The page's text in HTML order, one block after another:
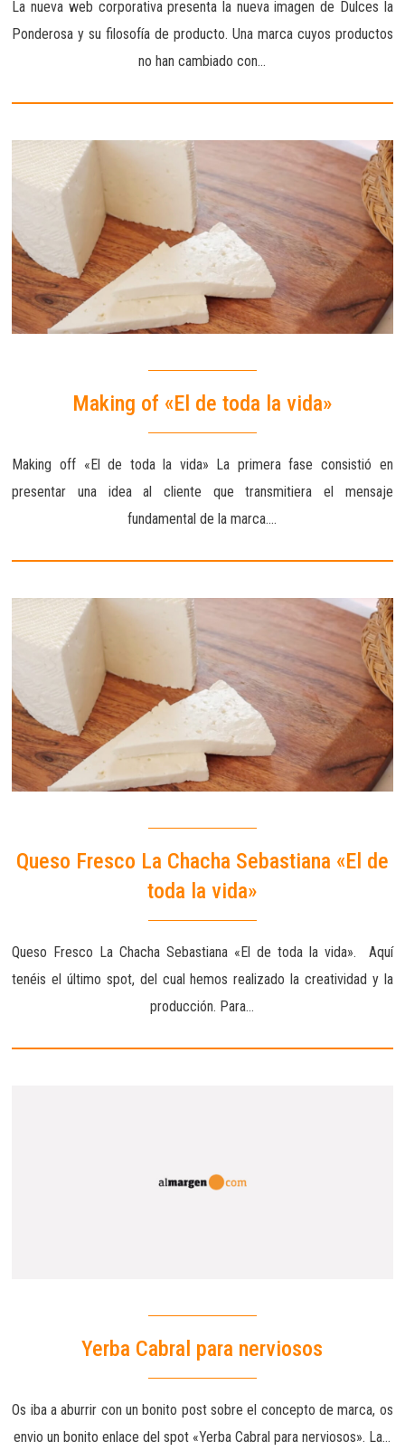
La nueva web corporativa presenta la nueva imagen de Dulces la
Ponderosa y su filosofía de producto. Una marca cuyos productos
no han cambiado con…
Making of «El de toda la vida»
Making off «El de toda la vida» La primera fase consistió en
presentar una idea al cliente que transmitiera el mensaje
fundamental de la marca….
Queso Fresco La Chacha Sebastiana «El de
toda la vida»
Queso Fresco La Chacha Sebastiana «El de toda la vida». Aquí
tenéis el último spot, del cual hemos realizado la creatividad y la
producción. Para…
Yerba Cabral para nerviosos
Os iba a aburrir con un bonito post sobre el concepto de marca, os
envio un bonito enlace del spot «Yerba Cabral para nerviosos». La…